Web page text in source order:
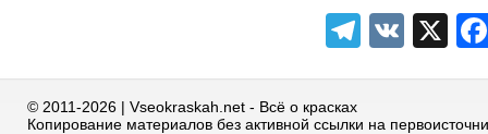
VK X
© 2011-2026 | Vseokraskah.net - Всё о красках
Копирование материалов без активной ссылки на